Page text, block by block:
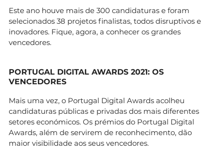
Este ano houve mais de 300 candidaturas e foram
selecionados 38 projetos finalistas, todos disruptivos e
inovadores. Fique, agora, a conhecer os grandes
vencedores.
PORTUGAL DIGITAL AWARDS 2021: OS
VENCEDORES
Mais uma vez, o Portugal Digital Awards acolheu
candidaturas públicas e privadas dos mais diferentes
setores económicos. Os prémios do Portugal Digital
Awards, além de servirem de reconhecimento, dão
maior visibilidade aos seus vencedores.